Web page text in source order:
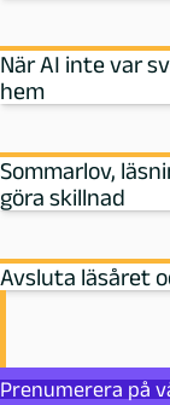
När AI inte var
hem
Sommarlov,
göra skillnad
Avsluta läsåret
Prenumerera på